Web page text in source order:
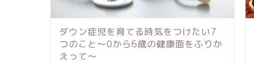
ダウン症児を育てる時気をつけたい7
つのこと～0から6歳の健康面をふりか
えって～